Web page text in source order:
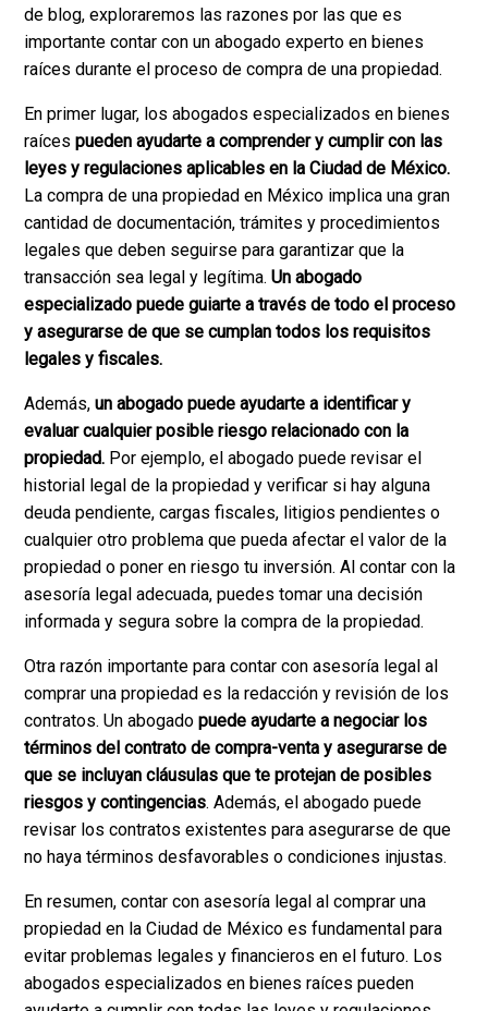
de blog, exploraremos las razones por las que es
importante contar con un abogado experto en bienes
raíces durante el proceso de compra de una propiedad.
En primer lugar, los abogados especializados en bienes
raícespueden ayudarte a comprender y cumplir con las
leyes y regulaciones aplicables en la Ciudad de México.
La compra de una propiedad en México implica una gran
cantidad de documentación, trámites y procedimientos
legales que deben seguirse para garantizar que la
transacción sea legal y legítima.Un abogado
especializado puede guiarte a través de todo el proceso
y asegurarse de que se cumplan todos los requisitos
legales y fiscales.
Además,un abogado puede ayudarte a identificar y
evaluar cualquier posible riesgo relacionado con la
propiedad. Por ejemplo, el abogado puede revisar el
historial legal de la propiedad y verificar si hay alguna
deuda pendiente, cargas fiscales, litigios pendientes o
cualquier otro problema que pueda afectar el valor de la
propiedad o poner en riesgo tu inversión. Al contar con la
asesoría legal adecuada, puedes tomar una decisión
informada y segura sobre la compra de la propiedad.
Otra razón importante para contar con asesoría legal al
comprar una propiedad es la redacción y revisión de los
contratos. Un abogadopuede ayudarte a negociar los
términos del contrato de compra-venta y asegurarse de
que se incluyan cláusulas que te protejan de posibles
riesgos y contingencias. Además, el abogado puede
revisar los contratos existentes para asegurarse de que
no haya términos desfavorables o condiciones injustas.
En resumen, contar con asesoría legal al comprar una
propiedad en la Ciudad de México es fundamental para
evitar problemas legales y financieros en el futuro. Los
abogados especializados en bienes raíces pueden